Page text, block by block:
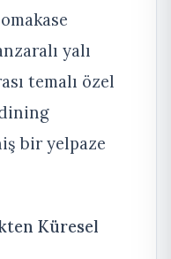
yalı
temalı özel
bir yelpaze
Küresel